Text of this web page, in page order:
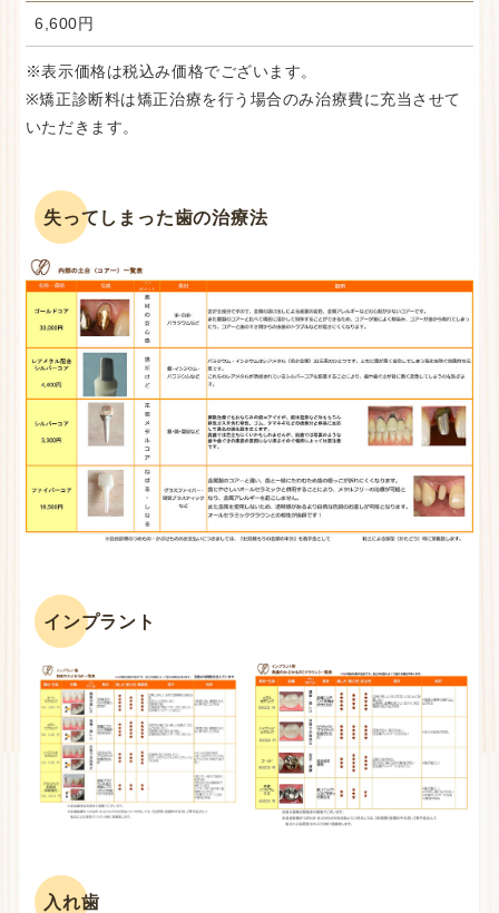
6,600円
※表示価格は税込み価格でございます。
※矯正診断料は矯正治療を行う場合のみ治療費に充当させて
いただきます。
失ってしまった歯の治療法
インプラント
入れ歯